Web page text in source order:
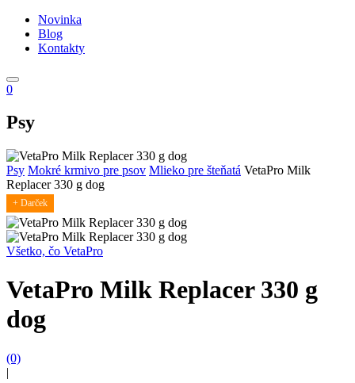
Novinka
Blog
Kontakty
0
Psy
Psy Mokré krmivo pre psov Mlieko pre šteňatá VetaPro Milk
Replacer 330 g dog
+ Darček
Všetko, čo VetaPro
VetaPro Milk Replacer 330 g
dog
(0)
|